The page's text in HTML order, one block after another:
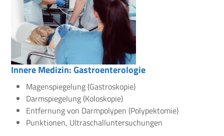
Innere Medizin: Gastroenterologie
Magenspiegelung (Gastroskopie)
Darmspiegelung (Koloskopie)
Entfernung von Darmpolypen (Polypektomie)
Punktionen, Ultraschalluntersuchungen